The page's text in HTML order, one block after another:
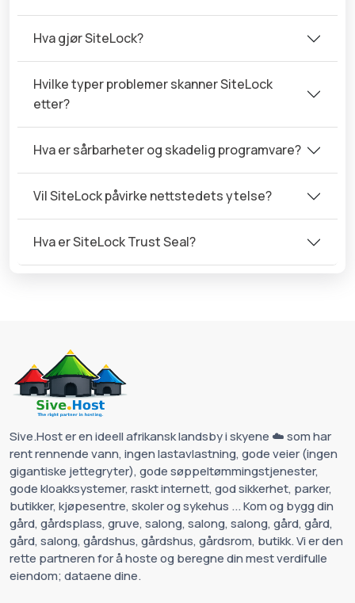
Hva gjør SiteLock?
Hvilke typer problemer skanner SiteLock
etter?
Hva er sårbarheter og skadelig programvare?
Vil SiteLock påvirke nettstedets ytelse?
Hva er SiteLock Trust Seal?
Sive.Host er en ideell afrikansk landsby i skyene ☁️ som har
rent rennende vann, ingen lastavlastning, gode veier (ingen
gigantiske jettegryter), gode søppeltømmingstjenester,
gode kloakksystemer, raskt internett, god sikkerhet, parker,
butikker, kjøpesentre, skoler og sykehus ... Kom og bygg din
gård, gårdsplass, gruve, salong, salong, salong, gård, gård,
gård, salong, gårdshus, gårdshus, gårdsrom, butikk. Vi er den
rette partneren for å hoste og beregne din mest verdifulle
eiendom; dataene dine.